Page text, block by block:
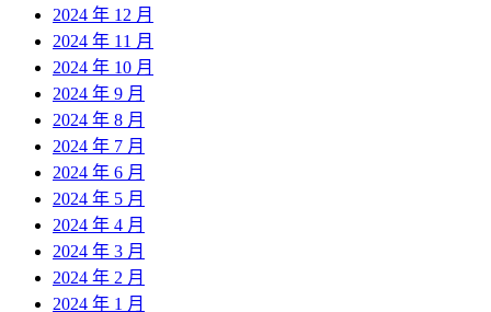
2024 年 12 月
2024 年 11 月
2024 年 10 月
2024 年 9 月
2024 年 8 月
2024 年 7 月
2024 年 6 月
2024 年 5 月
2024 年 4 月
2024 年 3 月
2024 年 2 月
2024 年 1 月